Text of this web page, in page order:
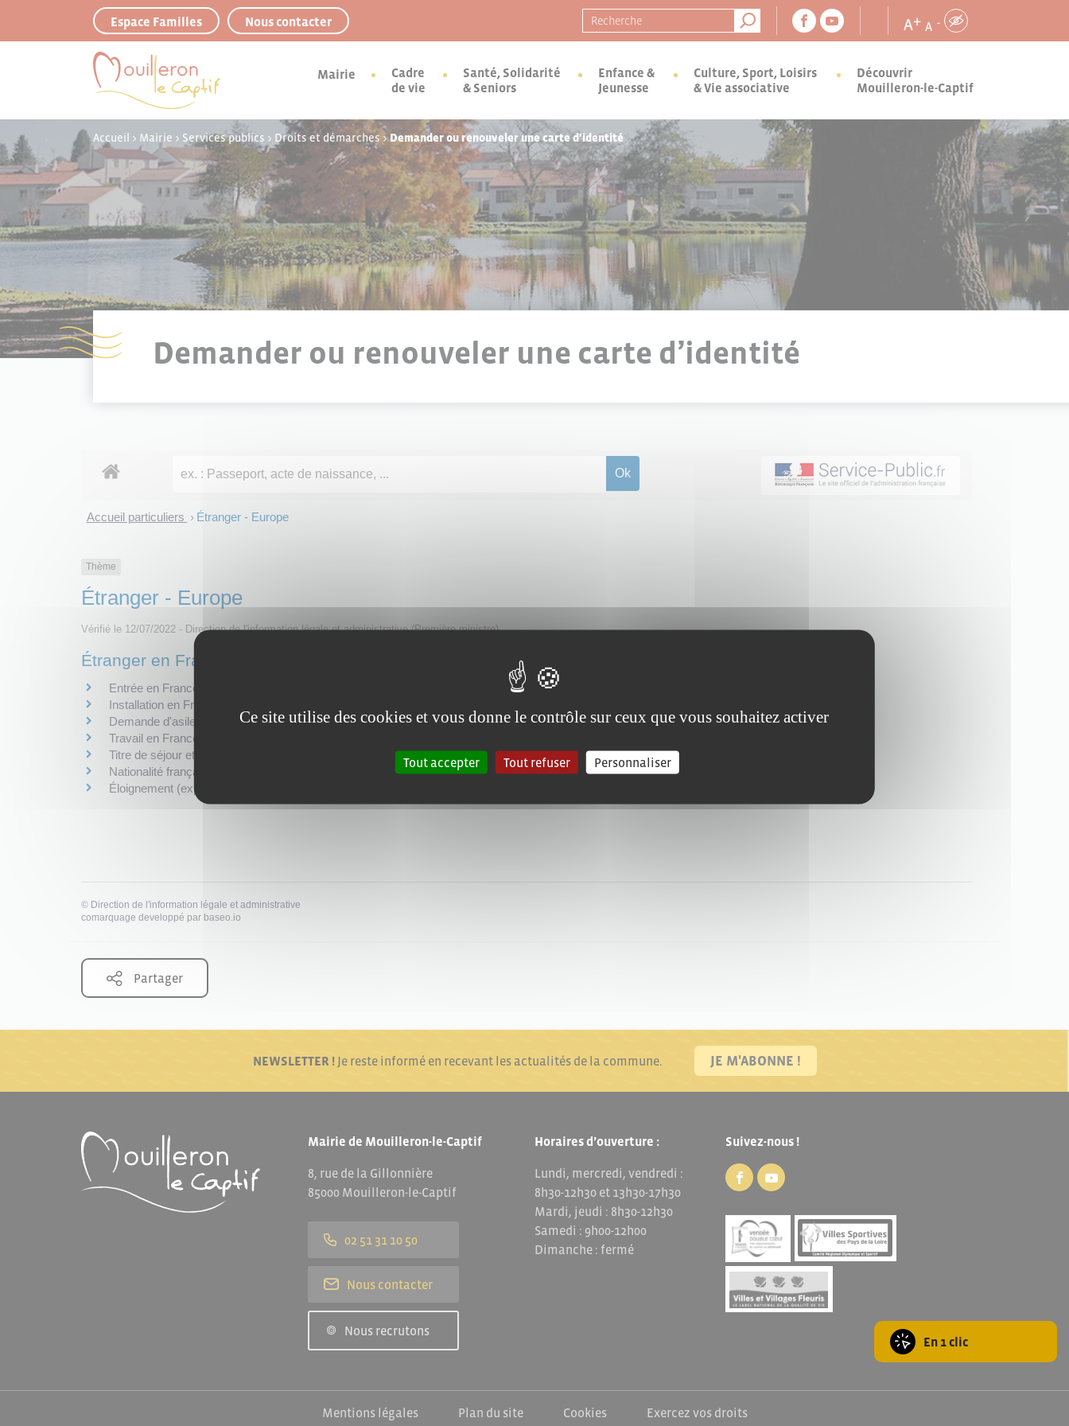
Espace Familles Nous contacter Recherche pour : A+ A -
Mairie
Cadre
de vie
Santé, Solidarité
& Seniors
Enfance &
Jeunesse
Culture, Sport, Loisirs
& Vie associative
Découvrir
Mouilleron-le-Captif
En 1 clic
Accueil > Mairie > Services publics > Droits et démarches >Demander ou renouveler une carte d’identité
Demander ou renouveler une carte d’identité
Accueil particuliers > Étranger - Europe
Thème
Étranger - Europe
Vérifié le 12/07/2022 - Direction de l'information légale et administrative (Première ministre)
Étranger en France
Entrée en France
Installation en France d'une famille étrangère
Demande d'asile (réfugié, protection subsidiaire, apatride)
Travail en France
Titre de séjour et document de circulation
Nationalité française
Éloignement (expulsion, OQTF...)
© Direction de l'information légale et administrative
comarquage developpé par baseo.io
Partager
NEWSLETTER !Je reste informé en recevant les actualités de la commune. JE M'ABONNE !
Mairie de Mouilleron-le-Captif
8, rue de la Gillonnière
85000 Mouilleron-le-Captif
02 51 31 10 50
Nous contacter
Nous recrutons
Horaires d’ouverture :
Lundi, mercredi, vendredi :
8h30-12h30 et 13h30-17h30
Mardi, jeudi : 8h30-12h30
Samedi : 9h00-12h00
Dimanche : fermé
Suivez-nous !
Mentions légales Plan du site Cookies Exercez vos droits
Panneau de gestion des cookies
Ce site utilise des cookies et vous donne le contrôle sur ceux que vous souhaitez activer
Tout accepter Tout refuser Personnaliser